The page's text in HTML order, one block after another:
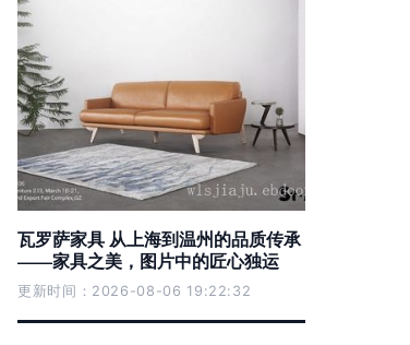
瓦罗萨家具 从上海到温州的品质传承
——家具之美，图片中的匠心独运
更新时间：2026-08-06 19:22:32